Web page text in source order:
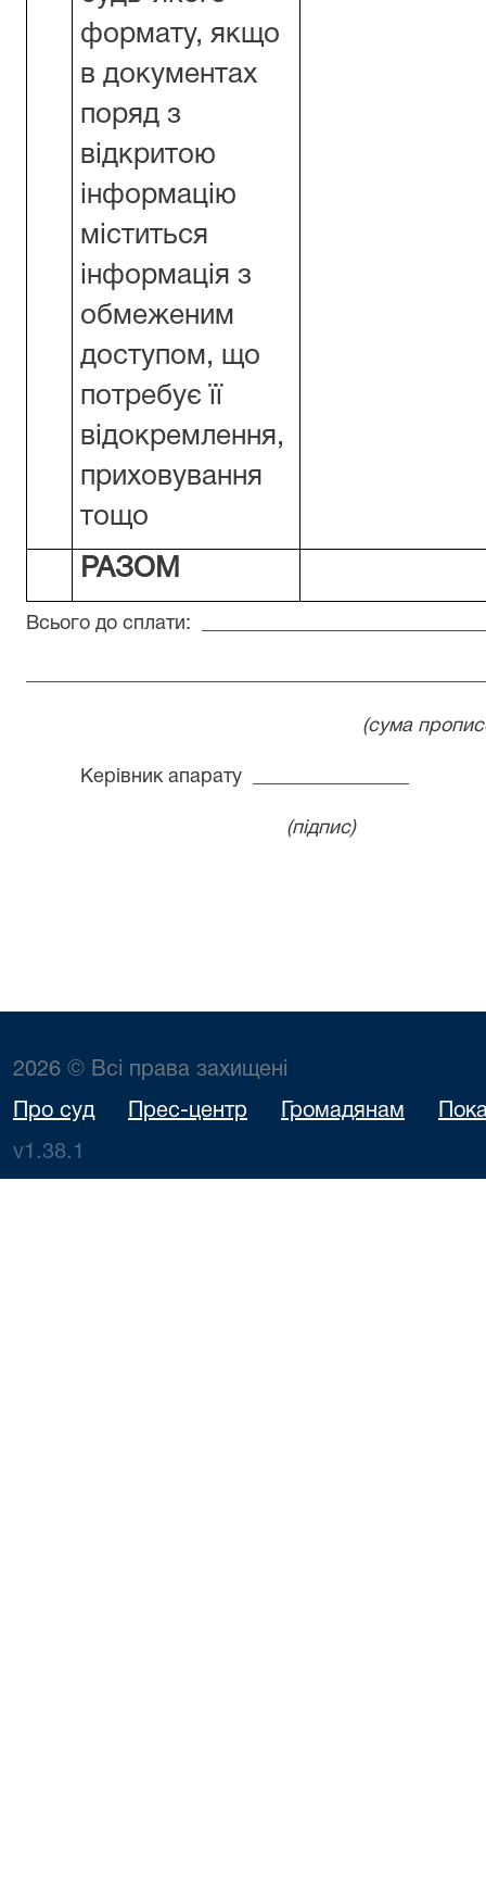
формату, якщо
в документах
поряд з
відкритою
інформацію
міститься
інформація з
обмеженим
доступом, що
потребує її
відокремлення,
приховування
тощо
РАЗОМ
Всього до сплати:
(сума
Керівник апарату
(підпис)
2026 © Всі права захищені
Про суд Прес-центр Громадянам
v1.38.1